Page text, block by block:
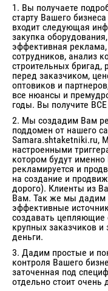
1. Вы получаете
старту Вашего бизнеса
входит следующая
закупка
эффективная
сотрудников, анализ
строительных бригад,
перед заказчиком,
оптовиков и
все нюансы и
годы. Вы получите
2. Мы создадим Вам
поддомен от нашего
Samara.shtaketniki.ru,
настроенными
котором будут
рекламируется и
на создание и
дорого). Клиенты из
Вам. Так же мы
эффективные
создавать цепляющие
крупных заказчиков
деньги.
3. Дадим простые и
контроля Вашего
заточенная под
отдельно стоит очень